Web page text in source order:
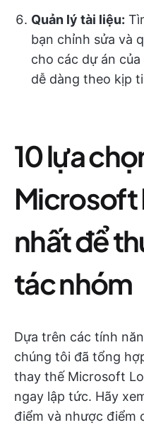
Quản lý tài liệu:
bạn chỉnh sửa và
cho các dự án
dễ dàng theo kịp
10 lựa
Microsoft
nhất để
tác nhóm
Dựa trên các tính
chúng tôi đã tổng
thay thế Microsoft
ngay lập tức. Hãy
điểm và nhược điểm